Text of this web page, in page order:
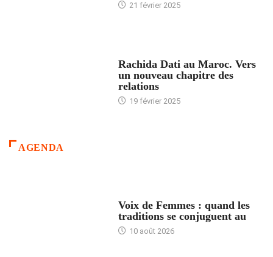
21 février 2025
Rachida Dati au Maroc. Vers
un nouveau chapitre des
relations
19 février 2025
AGENDA
Voix de Femmes : quand les
traditions se conjuguent au
10 août 2026